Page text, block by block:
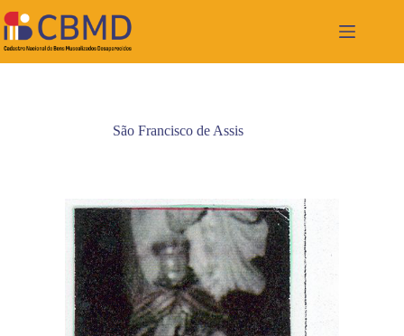
para
o
conteúdo
São Francisco de Assis